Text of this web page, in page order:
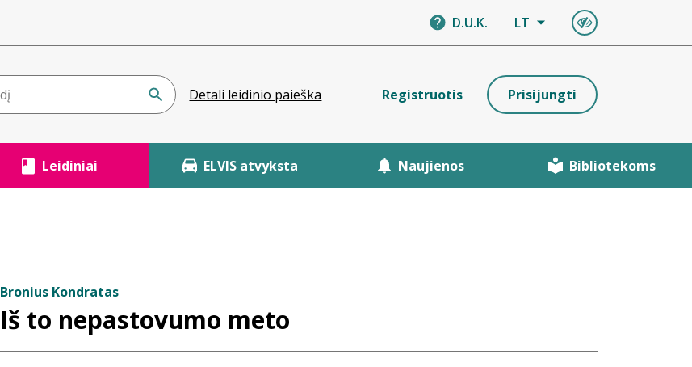
D.U.K. LT
Detali leidinio paieška Registruotis Prisijungti
Leidiniai ELVIS atvyksta Naujienos Bibliotekoms
Bronius Kondratas
Iš to nepastovumo meto